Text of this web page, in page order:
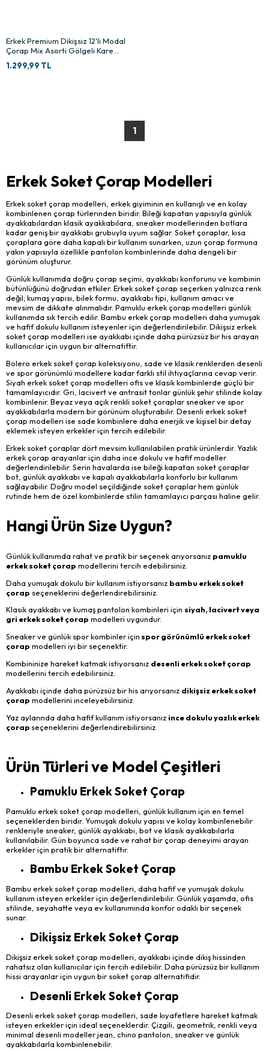
Erkek Premium Dikişsiz 12'li Modal
Çorap Mix Asorti Gölgeli Kare
Desen
1.299,99 TL
1
Erkek Soket Çorap Modelleri
Erkek soket çorap modelleri, erkek giyiminin en kullanışlı ve en kolay
kombinlenen çorap türlerinden biridir. Bileği kapatan yapısıyla günlük
ayakkabılardan klasik ayakkabılara, sneaker modellerinden botlara
kadar geniş bir ayakkabı grubuyla uyum sağlar. Soket çoraplar, kısa
çoraplara göre daha kapalı bir kullanım sunarken, uzun çorap formuna
yakın yapısıyla özellikle pantolon kombinlerinde daha dengeli bir
görünüm oluşturur.
Günlük kullanımda doğru çorap seçimi, ayakkabı konforunu ve kombinin
bütünlüğünü doğrudan etkiler. Erkek soket çorap seçerken yalnızca renk
değil; kumaş yapısı, bilek formu, ayakkabı tipi, kullanım amacı ve
mevsim de dikkate alınmalıdır. Pamuklu erkek çorap modelleri günlük
kullanımda sık tercih edilir. Bambu erkek çorap modelleri daha yumuşak
ve hafif dokulu kullanım isteyenler için değerlendirilebilir. Dikişsiz erkek
soket çorap modelleri ise ayakkabı içinde daha pürüzsüz bir his arayan
kullanıcılar için uygun bir alternatiftir.
Bolero erkek soket çorap koleksiyonu, sade ve klasik renklerden desenli
ve spor görünümlü modellere kadar farklı stil ihtiyaçlarına cevap verir.
Siyah erkek soket çorap modelleri ofis ve klasik kombinlerde güçlü bir
tamamlayıcıdır. Gri, lacivert ve antrasit tonlar günlük şehir stilinde kolay
kombinlenir. Beyaz veya açık renkli soket çoraplar sneaker ve spor
ayakkabılarla modern bir görünüm oluşturabilir. Desenli erkek soket
çorap modelleri ise sade kombinlere daha enerjik ve kişisel bir detay
eklemek isteyen erkekler için tercih edilebilir.
Erkek soket çoraplar dört mevsim kullanılabilen pratik ürünlerdir. Yazlık
erkek çorap arayanlar için daha ince dokulu ve hafif modeller
değerlendirilebilir. Serin havalarda ise bileği kapatan soket çoraplar
bot, günlük ayakkabı ve kapalı ayakkabılarla konforlu bir kullanım
sağlayabilir. Doğru model seçildiğinde soket çoraplar hem günlük
rutinde hem de özel kombinlerde stilin tamamlayıcı parçası haline gelir.
Hangi Ürün Size Uygun?
Günlük kullanımda rahat ve pratik bir seçenek arıyorsanız pamuklu
erkek soket çorap modellerini tercih edebilirsiniz.
Daha yumuşak dokulu bir kullanım istiyorsanız bambu erkek soket
çorap seçeneklerini değerlendirebilirsiniz.
Klasik ayakkabı ve kumaş pantolon kombinleri için siyah, lacivert veya
gri erkek soket çorap modelleri uygundur.
Sneaker ve günlük spor kombinler içinspor görünümlü erkek soket
çorap modelleri iyi bir seçenektir.
Kombininize hareket katmak istiyorsanız desenli erkek soket çorap
modellerini tercih edebilirsiniz.
Ayakkabı içinde daha pürüzsüz bir his arıyorsanız dikişsiz erkek soket
çorap modellerini inceleyebilirsiniz.
Yaz aylarında daha hafif kullanım istiyorsanız ince dokulu yazlık erkek
çorap seçeneklerini değerlendirebilirsiniz.
Ürün Türleri ve Model Çeşitleri
Pamuklu Erkek Soket Çorap
Pamuklu erkek soket çorap modelleri, günlük kullanım için en temel
seçeneklerden biridir. Yumuşak dokulu yapısı ve kolay kombinlenebilir
renkleriyle sneaker, günlük ayakkabı, bot ve klasik ayakkabılarla
kullanılabilir. Gün boyunca sade ve rahat bir çorap deneyimi arayan
erkekler için pratik bir alternatiftir.
Bambu Erkek Soket Çorap
Bambu erkek soket çorap modelleri, daha hafif ve yumuşak dokulu
kullanım isteyen erkekler için değerlendirilebilir. Günlük yaşamda, ofis
stilinde, seyahatte veya ev kullanımında konfor odaklı bir seçenek
sunar.
Dikişsiz Erkek Soket Çorap
Dikişsiz erkek soket çorap modelleri, ayakkabı içinde dikiş hissinden
rahatsız olan kullanıcılar için tercih edilebilir. Daha pürüzsüz bir kullanım
hissi arayanlar için uygun bir soket çorap alternatifidir.
Desenli Erkek Soket Çorap
Desenli erkek soket çorap modelleri, sade kıyafetlere hareket katmak
isteyen erkekler için ideal seçeneklerdir. Çizgili, geometrik, renkli veya
minimal desenli modeller jean, chino pantolon, sneaker ve günlük
ayakkabılarla kombinlenebilir.